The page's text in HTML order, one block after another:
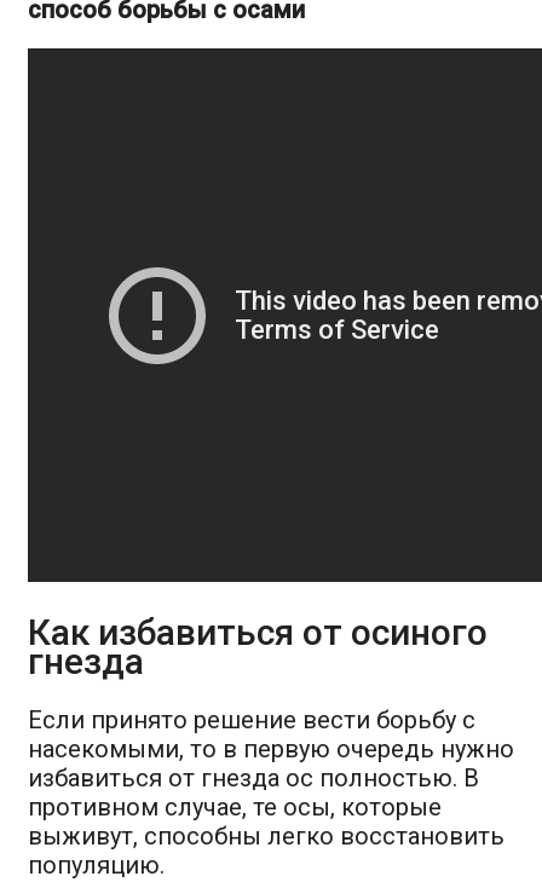
способ борьбы с осами
Как избавиться от осиного
гнезда
Если принято решение вести борьбу с
насекомыми, то в первую очередь нужно
избавиться от гнезда ос полностью. В
противном случае, те осы, которые
выживут, способны легко восстановить
популяцию.